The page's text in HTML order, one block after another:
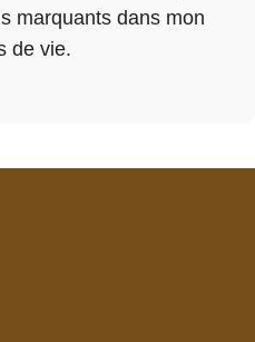
marquants dans mon
de vie.